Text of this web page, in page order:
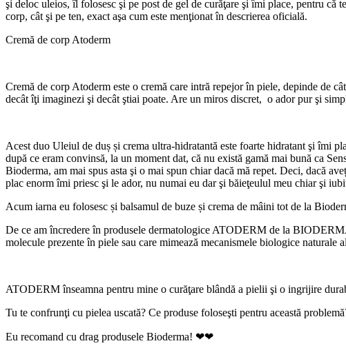
şi deloc uleios, îl folosesc şi pe post de gel de curăţare şi îmi place, pentru
corp, cât şi pe ten, exact aşa cum este menţionat în descrierea oficială.
Cremă de corp Atoderm
Cremă de corp Atoderm este o cremă care intră repejor în piele, depinde de
decât îţi imaginezi şi decât ştiai poate. Are un miros discret, o ador pur şi
Acest duo Uleiul de duș și crema ultra-hidratantă este foarte hidratant şi îmi
după ce eram convinsă, la un moment dat, că nu există gamă mai bună ca
Bioderma, am mai spus asta şi o mai spun chiar dacă mă repet. Deci, dacă
plac enorm îmi priesc şi le ador, nu numai eu dar şi băieţeulul meu chiar şi
Acum iarna eu folosesc și balsamul de buze și crema de mâini tot de la
De ce am încredere în produsele dermatologice ATODERM de la
molecule prezente în piele sau care mimează mecanismele biologice naturale
ATODERM înseamna pentru mine o curăţare blândă a pielii şi o ingrijire
Tu te confrunţi cu pielea uscată? Ce produse foloseşti pentru această
Eu recomand cu drag produsele Bioderma! ❤❤